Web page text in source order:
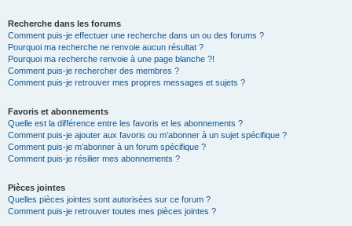
Recherche dans les forums
Comment puis-je effectuer une recherche dans un ou des forums ?
Pourquoi ma recherche ne renvoie aucun résultat ?
Pourquoi ma recherche renvoie à une page blanche ?!
Comment puis-je rechercher des membres ?
Comment puis-je retrouver mes propres messages et sujets ?
Favoris et abonnements
Quelle est la différence entre les favoris et les abonnements ?
Comment puis-je ajouter aux favoris ou m’abonner à un sujet spécifique ?
Comment puis-je m’abonner à un forum spécifique ?
Comment puis-je résilier mes abonnements ?
Pièces jointes
Quelles pièces jointes sont autorisées sur ce forum ?
Comment puis-je retrouver toutes mes pièces jointes ?